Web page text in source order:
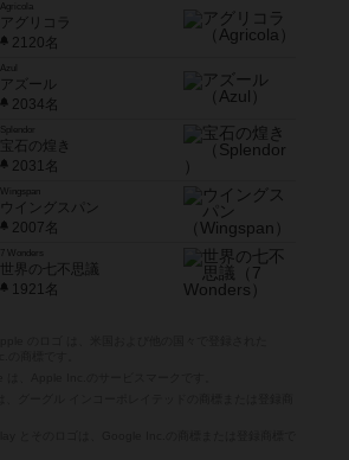
Agricola
アグリコラ
2120名
Azul
アズール
2034名
宝石の煌き
2031名
Wingspan
ウイングスパン
2007名
7 Wonders
世界の七不思議
1921名